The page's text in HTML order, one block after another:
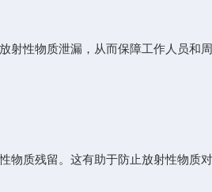
性物质泄漏，从而保障工作人员和
质残留。这有助于防止放射性物质